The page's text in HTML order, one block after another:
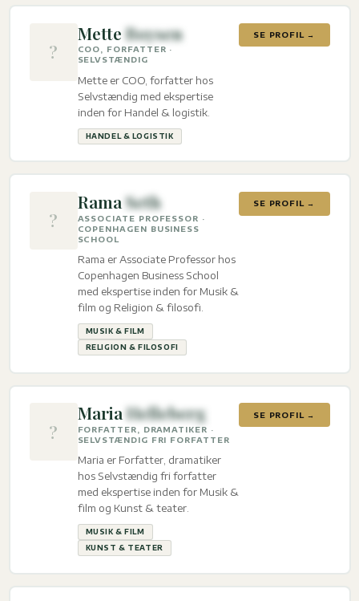
?
MetteBoysen
COO, FORFATTER ·
SELVSTÆNDIG
Mette er COO, forfatter hos
Selvstændig med ekspertise
inden for Handel & logistik.
HANDEL & LOGISTIK
SE PROFIL →
?
RamaSeth
ASSOCIATE PROFESSOR ·
COPENHAGEN BUSINESS
SCHOOL
Rama er Associate Professor hos
Copenhagen Business School
med ekspertise inden for Musik &
film og Religion & filosofi.
MUSIK & FILM
RELIGION & FILOSOFI
SE PROFIL →
?
MariaHelleberg
FORFATTER, DRAMATIKER ·
SELVSTÆNDIG FRI FORFATTER
Maria er Forfatter, dramatiker
hos Selvstændig fri forfatter
med ekspertise inden for Musik &
film og Kunst & teater.
MUSIK & FILM
KUNST & TEATER
SE PROFIL →